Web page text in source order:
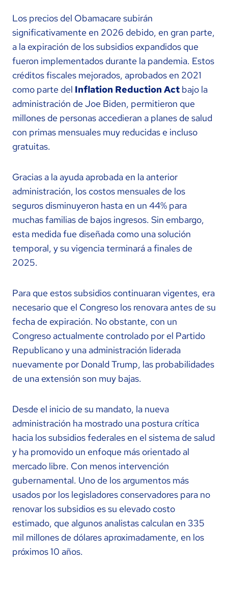
Los precios del Obamacare subirán
significativamente en 2026 debido, en gran parte,
a la expiración de los subsidios expandidos que
fueron implementados durante la pandemia. Estos
créditos fiscales mejorados, aprobados en 2021
como parte del Inflation Reduction Act bajo la
administración de Joe Biden, permitieron que
millones de personas accedieran a planes de salud
con primas mensuales muy reducidas e incluso
gratuitas.
Gracias a la ayuda aprobada en la anterior
administración, los costos mensuales de los
seguros disminuyeron hasta en un 44% para
muchas familias de bajos ingresos. Sin embargo,
esta medida fue diseñada como una solución
temporal, y su vigencia terminará a finales de
2025.
Para que estos subsidios continuaran vigentes, era
necesario que el Congreso los renovara antes de su
fecha de expiración. No obstante, con un
Congreso actualmente controlado por el Partido
Republicano y una administración liderada
nuevamente por Donald Trump, las probabilidades
de una extensión son muy bajas.
Desde el inicio de su mandato, la nueva
administración ha mostrado una postura crítica
hacia los subsidios federales en el sistema de salud
y ha promovido un enfoque más orientado al
mercado libre. Con menos intervención
gubernamental. Uno de los argumentos más
usados por los legisladores conservadores para no
renovar los subsidios es su elevado costo
estimado, que algunos analistas calculan en 335
mil millones de dólares aproximadamente, en los
próximos 10 años.